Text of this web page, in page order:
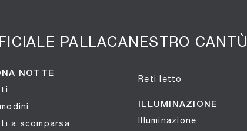
PALLACANESTRO CANTÙ
NOTTE
a scomparsa
Reti letto
ILLUMINAZIONE
Illuminazione